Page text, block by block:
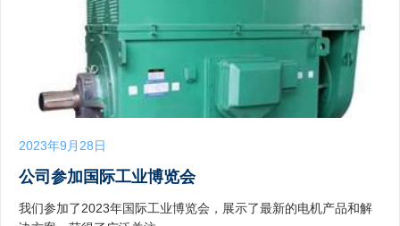
2023年9月28日
公司参加国际工业博览会
我们参加了2023年国际工业博览会，展示了最新的电机产品和解